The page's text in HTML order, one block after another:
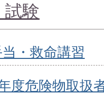
試験
・救命講習
度危険物取扱